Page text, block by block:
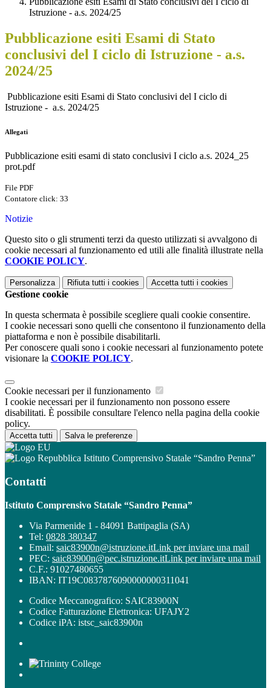
Istruzione - a.s. 2024/25
Pubblicazione esiti Esami di Stato
conclusivi del I ciclo di Istruzione - a.s.
2024/25
Pubblicazione esiti Esami di Stato conclusivi del I ciclo di
Istruzione - a.s. 2024/25
Allegati
Pubblicazione esiti esami di stato conclusivi I ciclo a.s. 2024_25
prot.pdf
File PDF
Contatore click: 33
Notizie
Questo sito o gli strumenti terzi da questo utilizzati si avvalgono di
cookie necessari al funzionamento ed utili alle finalità illustrate nella
COOKIE POLICY.
Personalizza Rifiuta tutti i cookies Accetta tutti i cookies
Gestione cookie
In questa schermata è possibile scegliere quali cookie consentire.
I cookie necessari sono quelli che consentono il funzionamento della
piattaforma e non è possibile disabilitarli.
Per conoscere quali sono i cookie necessari al funzionamento potete
visionare la COOKIE POLICY.
Cookie necessari per il funzionamento
I cookie necessari per il funzionamento non possono essere
disabilitati. È possibile consultare l'elenco nella pagina della cookie
policy.
Accetta tutti Salva le preferenze
Istituto Comprensivo Statale “Sandro Penna”
Contatti
Istituto Comprensivo Statale “Sandro Penna”
Via Parmenide 1 - 84091 Battipaglia (SA)
Tel: 0828 380347
Email: saic83900n@istruzione.itLink per inviare una mail
PEC: saic83900n@pec.istruzione.itLink per inviare una mail
C.F.: 91027480655
IBAN: IT19C0837876090000000311041
Codice Meccanografico: SAIC83900N
Codice Fatturazione Elettronica: UFAJY2
Codice iPA: istsc_saic83900n